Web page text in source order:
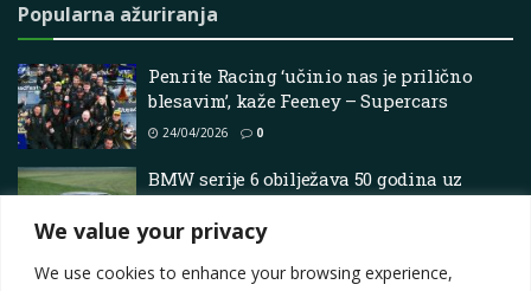
We value your privacy
We use cookies to enhance your browsing experience,
Popularna ažuriranja
Penrite Racing ‘učinio nas je prilično
blesavim’, kaže Feeney – Supercars
24/04/2026 0
BMW serije 6 obilježava 50 godina uz
muzejski izlog posvećen ikoni ‘morskog
nosa’